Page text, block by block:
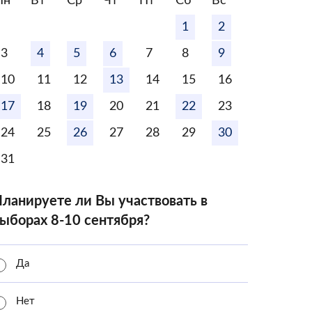
1 2
3 4 5 6 7 8 9
10 11 12 13 14 15 16
17 18 19 20 21 22 23
24 25 26 27 28 29 30
31
ли Вы участвовать в
8-10 сентября?
Да
Нет